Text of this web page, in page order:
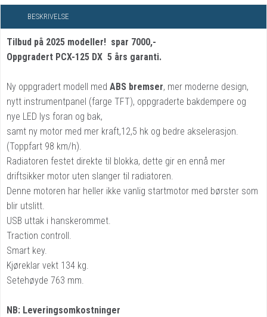
BESKRIVELSE
Tilbud på 2025 modeller! spar 7000,-
Oppgradert PCX-125 DX 5 års garanti.
Ny oppgradert modell med ABS bremser, mer moderne design,
nytt instrumentpanel (farge TFT), oppgraderte bakdempere og
nye LED lys foran og bak,
samt ny motor med mer kraft,12,5 hk og bedre akselerasjon.
(Toppfart 98 km/h).
Radiatoren festet direkte til blokka, dette gir en ennå mer
driftsikker motor uten slanger til radiatoren.
Denne motoren har heller ikke vanlig startmotor med børster som
blir utslitt.
USB uttak i hanskerommet.
Traction controll.
Smart key.
Kjøreklar vekt 134 kg.
Setehøyde 763 mm.
NB: Leveringsomkostninger